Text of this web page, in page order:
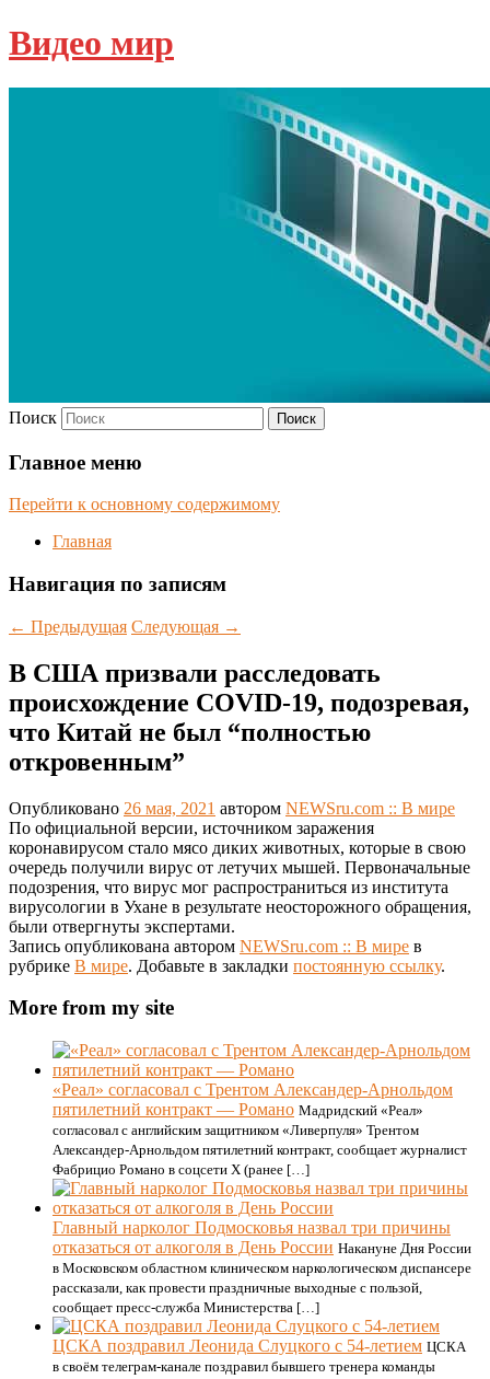
Видео мир
Поиск
Главное меню
Перейти к основному содержимому
Главная
Навигация по записям
← Предыдущая Следующая →
В США призвали расследовать
происхождение COVID-19, подозревая,
что Китай не был “полностью
откровенным”
Опубликовано 26 мая, 2021 автором NEWSru.com :: В мире
По официальной версии, источником заражения
коронавирусом стало мясо диких животных, которые в свою
очередь получили вирус от летучих мышей. Первоначальные
подозрения, что вирус мог распространиться из института
вирусологии в Ухане в результате неосторожного обращения,
были отвергнуты экспертами.
Запись опубликована автором NEWSru.com :: В мире в
рубрике В мире. Добавьте в закладки постоянную ссылку.
More from my site
«Реал» согласовал с Трентом Александер-Арнольдом
пятилетний контракт — Романо Мадридский «Реал»
согласовал с английским защитником «Ливерпуля» Трентом
Александер-Арнольдом пятилетний контракт, сообщает журналист
Фабрицио Романо в соцсети Х (ранее […]
Главный нарколог Подмосковья назвал три причины
отказаться от алкоголя в День России Накануне Дня России
в Московском областном клиническом наркологическом диспансере
рассказали, как провести праздничные выходные с пользой,
сообщает пресс-служба Министерства […]
ЦСКА поздравил Леонида Слуцкого с 54-летием ЦСКА
в своём телеграм-канале поздравил бывшего тренера команды